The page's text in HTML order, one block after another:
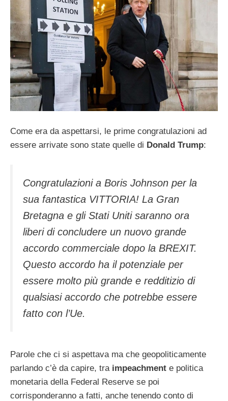
Come era da aspettarsi, le prime congratulazioni ad
essere arrivate sono state quelle di Donald Trump:
Congratulazioni a Boris Johnson per la
sua fantastica VITTORIA! La Gran
Bretagna e gli Stati Uniti saranno ora
liberi di concludere un nuovo grande
accordo commerciale dopo la BREXIT.
Questo accordo ha il potenziale per
essere molto più grande e redditizio di
qualsiasi accordo che potrebbe essere
fatto con l’Ue.
Parole che ci si aspettava ma che geopoliticamente
parlando c’è da capire, tra impeachment e politica
monetaria della Federal Reserve se poi
corrisponderanno a fatti, anche tenendo conto di